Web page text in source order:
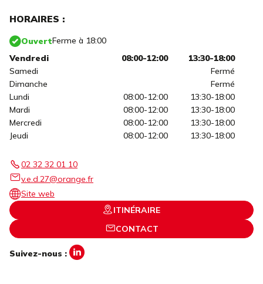
HORAIRES :
OuvertFerme à 18:00
Vendredi
08:00-12:00
13:30-18:00
Samedi
Fermé
Dimanche
Fermé
Lundi
08:00-12:00
13:30-18:00
Mardi
08:00-12:00
13:30-18:00
Mercredi
08:00-12:00
13:30-18:00
Jeudi
08:00-12:00 13:30-18:00
02 32 32 01 10
v.e.d.27@orange.fr
Site web
ITINÉRAIRE
CONTACT
Suivez-nous :